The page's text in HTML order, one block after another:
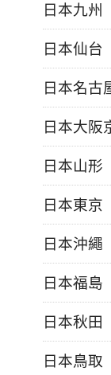
日本九州
日本仙台
日本名古
日本大阪
日本山形
日本東京
日本沖繩
日本福島
日本秋田
日本鳥取